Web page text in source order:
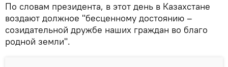
По словам президента, в этот день в Казахстане
воздают должное "бесценному достоянию –
созидательной дружбе наших граждан во благо
родной земли".